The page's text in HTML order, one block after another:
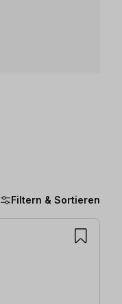
Filtern & Sortieren